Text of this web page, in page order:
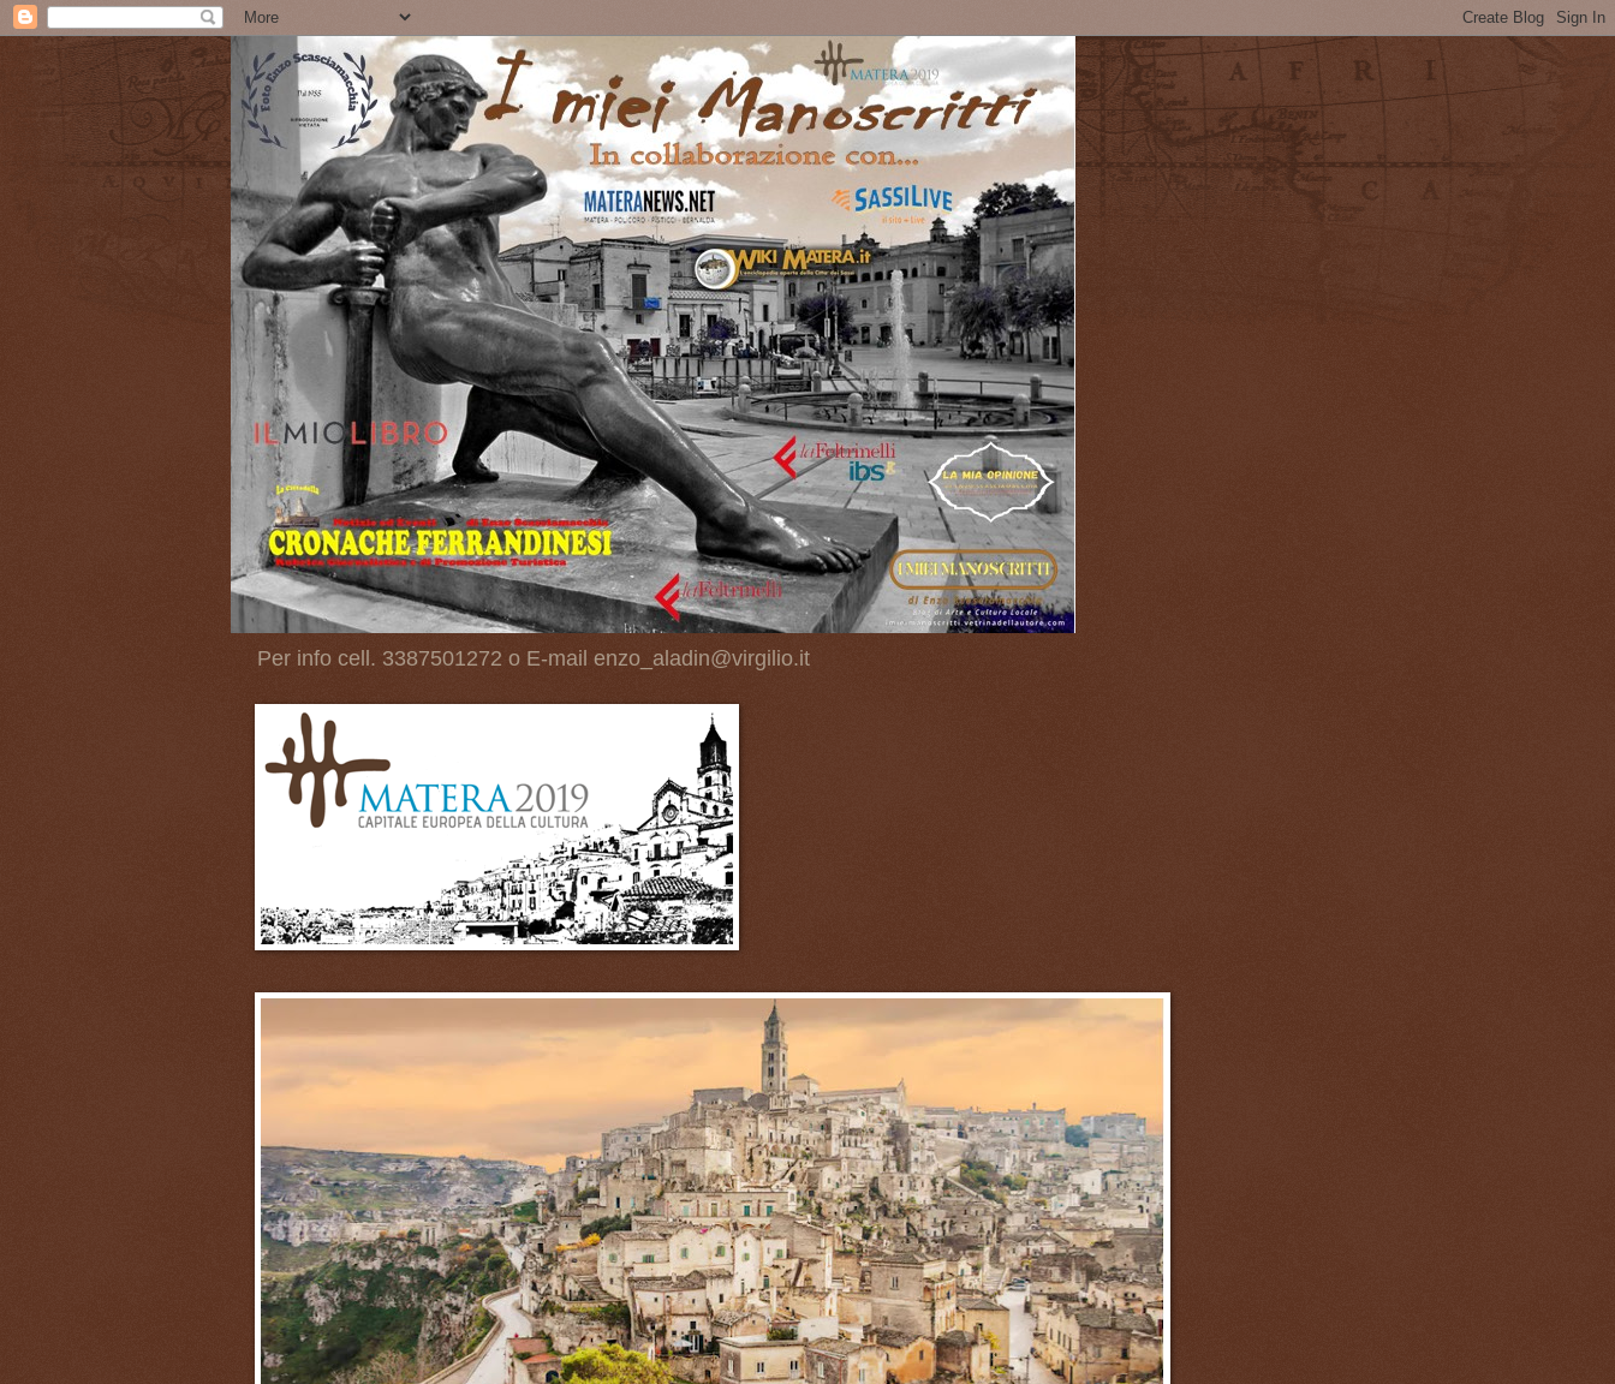
Per info cell. 3387501272 o E-mail enzo_aladin@virgilio.it